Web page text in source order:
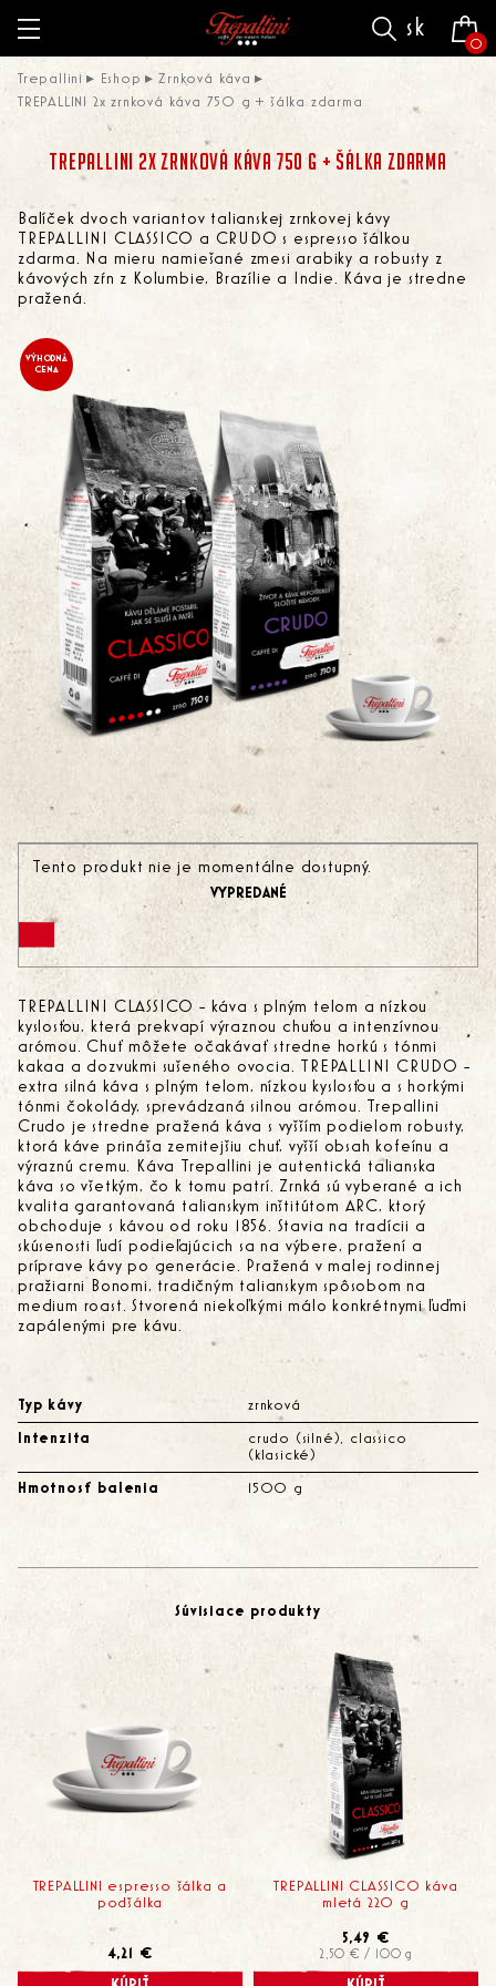
sk
0
Trepallini Eshop
Zrnková káva
TREPALLINI 2x zrnková káva 750 g + šálka zdarma
TREPALLINI 2X ZRNKOVÁ KÁVA 750 G + ŠÁLKA ZDARMA
Balíček dvoch variantov talianskej zrnkovej kávy
TREPALLINI CLASSICO a CRUDO s espresso šálkou
zdarma. Na mieru namiešané zmesi arabiky a robusty z
kávových zŕn z Kolumbie, Brazílie a Indie. Káva je stredne
pražená.
VÝHODNÁ
CENA
Tento produkt nie je momentálne dostupný.
VYPREDANÉ
TREPALLINI CLASSICO - káva s plným telom a nízkou
kyslosťou, která prekvapí výraznou chuťou a intenzívnou
arómou. Chuť môžete očakávať stredne horkú s tónmi
kakaa a dozvukmi sušeného ovocia. TREPALLINI CRUDO -
extra silná káva s plným telom, nízkou kyslosťou a s horkými
tónmi čokolády, sprevádzaná silnou arómou. Trepallini
Crudo je stredne pražená káva s vyšším podielom robusty,
ktorá káve prináša zemitejšiu chuť, vyšší obsah kofeínu a
výraznú cremu. Káva Trepallini je autentická talianska
káva so všetkým, čo k tomu patrí. Zrnká sú vyberané a ich
kvalita garantovaná talianskym inštitútom ARC, ktorý
obchoduje s kávou od roku 1856. Stavia na tradícii a
skúsenosti ľudí podieľajúcich sa na výbere, pražení a
príprave kávy po generácie. Pražená v malej rodinnej
pražiarni Bonomi, tradičným talianskym spôsobom na
medium roast. Stvorená niekoľkými málo konkrétnymi ľuďmi
zapálenými pre kávu.
Typ kávy zrnková
Intenzita
crudo (silné), classico
(klasické)
Hmotnosť balenia 1500 g
Súvisiace produkty
TREPALLINI espresso šálka a
podšálka
4,21 €
TREPALLINI CLASSICO káva
mletá 220 g
5,49 €
2,50 € / 100 g